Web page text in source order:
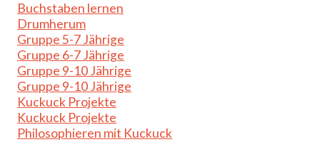
Buchstaben lernen
Drumherum
Gruppe 5-7 Jährige
Gruppe 6-7 Jährige
Gruppe 9-10 Jährige
Gruppe 9-10 Jährige
Kuckuck Projekte
Kuckuck Projekte
Philosophieren mit Kuckuck